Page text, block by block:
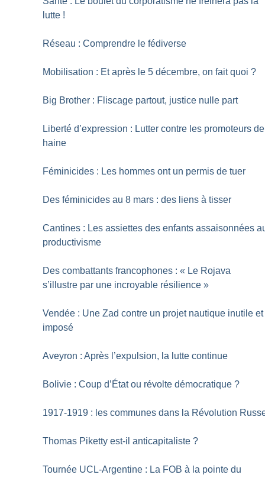
lutte !
Réseau : Comprendre le fédiverse
Mobilisation : Et après le 5 décembre, on fait quoi ?
Big Brother : Fliscage partout, justice nulle part
Liberté d’expression : Lutter contre les promoteurs de
haine
Féminicides : Les hommes ont un permis de tuer
Des féminicides au 8 mars : des liens à tisser
Cantines : Les assiettes des enfants assaisonnées
productivisme
Des combattants francophones : « Le Rojava
s’illustre par une incroyable résilience »
Vendée : Une Zad contre un projet nautique inutile et
imposé
Aveyron : Après l’expulsion, la lutte continue
Bolivie : Coup d’État ou révolte démocratique ?
1917-1919 : les communes dans la Révolution
Thomas Piketty est-il anticapitaliste ?
Tournée UCL-Argentine : La FOB à la pointe du